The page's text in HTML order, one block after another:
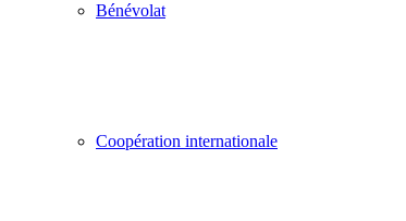
Bénévolat
Coopération internationale